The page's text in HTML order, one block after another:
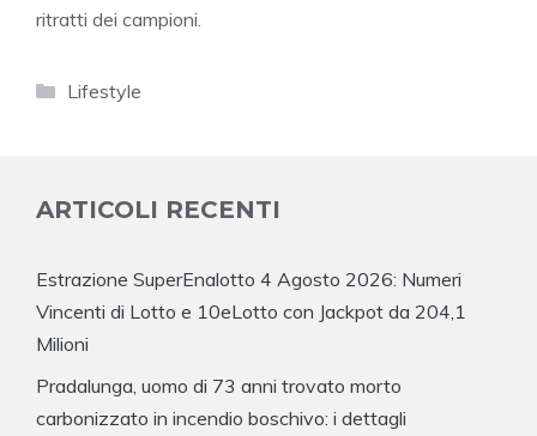
ritratti dei campioni.
Categorie
Lifestyle
ARTICOLI RECENTI
Estrazione SuperEnalotto 4 Agosto 2026: Numeri
Vincenti di Lotto e 10eLotto con Jackpot da 204,1
Milioni
Pradalunga, uomo di 73 anni trovato morto
carbonizzato in incendio boschivo: i dettagli